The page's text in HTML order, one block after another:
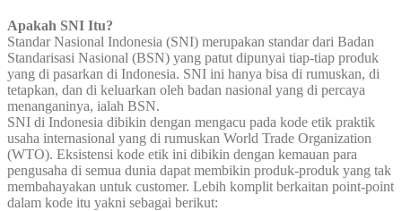
Apakah SNI Itu?
Standar Nasional Indonesia (SNI) merupakan standar dari Badan
Standarisasi Nasional (BSN) yang patut dipunyai tiap-tiap produk
yang di pasarkan di Indonesia. SNI ini hanya bisa di rumuskan, di
tetapkan, dan di keluarkan oleh badan nasional yang di percaya
menanganinya, ialah BSN.
SNI di Indonesia dibikin dengan mengacu pada kode etik praktik
usaha internasional yang di rumuskan World Trade Organization
(WTO). Eksistensi kode etik ini dibikin dengan kemauan para
pengusaha di semua dunia dapat membikin produk-produk yang tak
membahayakan untuk customer. Lebih komplit berkaitan point-point
dalam kode itu yakni sebagai berikut: